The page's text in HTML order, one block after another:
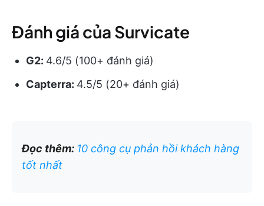
Đánh giá của Survicate
G2: 4.6/5 (100+ đánh giá)
Capterra: 4.5/5 (20+ đánh giá)
Đọc thêm: 10 công cụ phản hồi khách hàng
tốt nhất